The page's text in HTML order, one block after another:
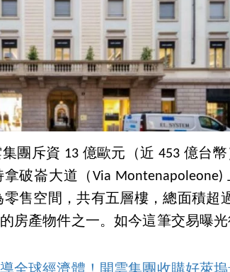
團斥資 13 億歐元（近 453 億台幣
破崙大道（Via Montenapoleone)
售空間，共有五層樓，總面積超
房產物件之一。如今這筆交易曝